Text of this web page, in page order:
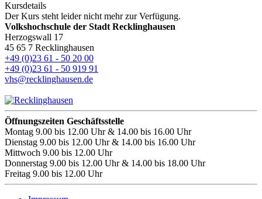
Kursdetails
Der Kurs steht leider nicht mehr zur Verfügung.
Volkshochschule der Stadt Recklinghausen
Herzogswall 17
45 65 7 Recklinghausen
+49 (0)23 61 - 50 20 00
+49 (0)23 61 - 50 919 91
vhs@recklinghausen.de
Öffnungszeiten Geschäftsstelle
Montag 9.00 bis 12.00 Uhr & 14.00 bis 16.00 Uhr
Dienstag 9.00 bis 12.00 Uhr & 14.00 bis 16.00 Uhr
Mittwoch 9.00 bis 12.00 Uhr
Donnerstag 9.00 bis 12.00 Uhr & 14.00 bis 18.00 Uhr
Freitag 9.00 bis 12.00 Uhr